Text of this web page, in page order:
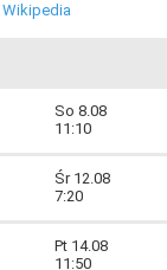
Wikipedia
So 8.08
11:10
Śr 12.08
7:20
Pt 14.08
11:50